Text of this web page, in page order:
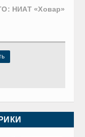
НИАТ «Ховар»